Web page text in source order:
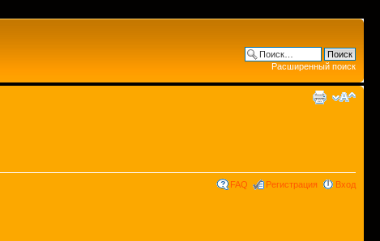
Расширенный поиск
FAQ Регистрация Вход